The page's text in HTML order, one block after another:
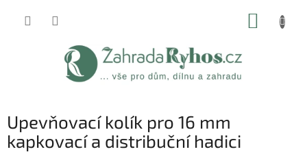
Upevňovací kolík pro 16 mm
kapkovací a distribuční hadici